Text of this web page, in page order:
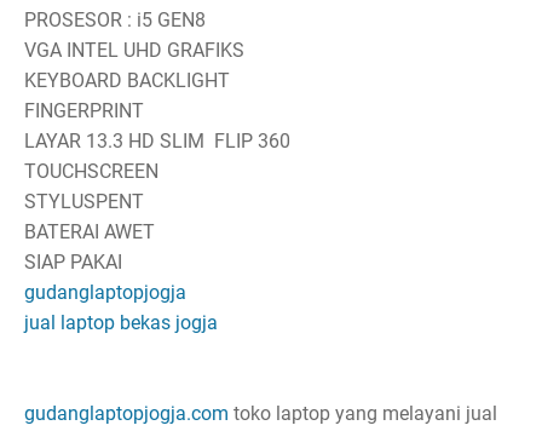
PROSESOR : i5 GEN8
VGA INTEL UHD GRAFIKS
KEYBOARD BACKLIGHT
FINGERPRINT
LAYAR 13.3 HD SLIM FLIP 360
TOUCHSCREEN
STYLUSPENT
BATERAI AWET
SIAP PAKAI
gudanglaptopjogja
jual laptop bekas jogja
gudanglaptopjogja.com toko laptop yang melayani jual